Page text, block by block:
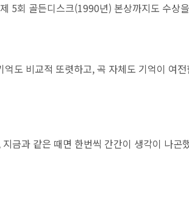
5회 골든디스크(1990년) 본상까지도 수상을
도 비교적 또렷하고, 곡 자체도 기억이 여
금과 같은 때면 한번씩 간간이 생각이 나곤